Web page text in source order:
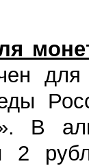
для
В
2